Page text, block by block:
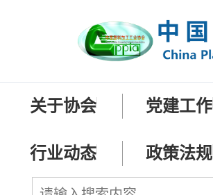
关于协会 党建工作
行业动态 政策法规